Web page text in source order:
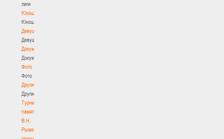
лиги
Юноши
Юноши
Девушки
Девушки
Документы
Документы
Фото
Фото
Другие
Другие
Турнир
памяти
В.Н.
Рыженкова